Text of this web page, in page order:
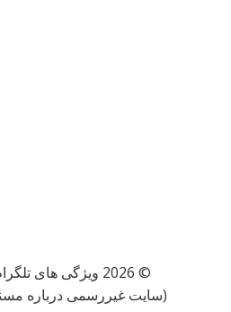
© 2026 ویژگی های تلگرام
(سایت غیررسمی درباره